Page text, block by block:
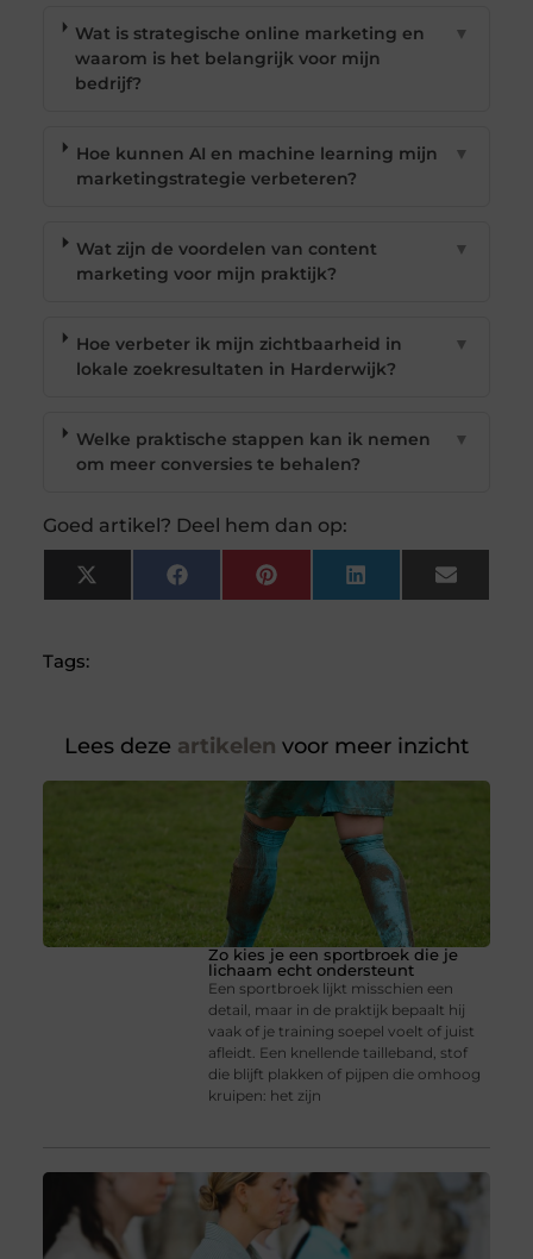
Wat is strategische online marketing en
waarom is het belangrijk voor mijn
bedrijf?
▼
Hoe kunnen AI en machine learning mijn
marketingstrategie verbeteren?
▼
Wat zijn de voordelen van content
marketing voor mijn praktijk?
▼
Hoe verbeter ik mijn zichtbaarheid in
lokale zoekresultaten in Harderwijk?
▼
Welke praktische stappen kan ik nemen
om meer conversies te behalen?
▼
Goed artikel? Deel hem dan op:
X
(Twitter)
FacebookPinterest LinkedIn Email
Tags:
Lees deze artikelen voor meer inzicht
Zo kies je een sportbroek die je
lichaam echt ondersteunt
Een sportbroek lijkt misschien een
detail, maar in de praktijk bepaalt hij
vaak of je training soepel voelt of juist
afleidt. Een knellende tailleband, stof
die blijft plakken of pijpen die omhoog
kruipen: het zijn